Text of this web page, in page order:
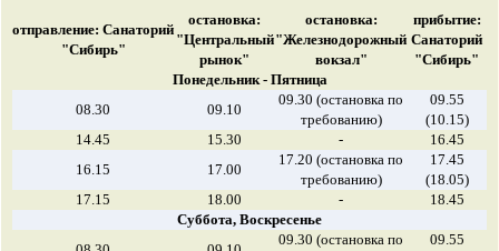
отправление: Санаторий
"Сибирь"
остановка:
"Центральный
рынок"
остановка:
"Железнодорожный
вокзал"
прибытие:
Санаторий
"Сибирь"
Понедельник - Пятница
08.30
09.10
09.30 (остановка по
требованию)
09.55
(10.15)
14.45
15.30 -
16.45
16.15
17.00
17.20 (остановка по
требованию)
17.45
(18.05)
17.15
18.00 -
18.45
Суббота, Воскресенье
09.30 (остановка по
09.55